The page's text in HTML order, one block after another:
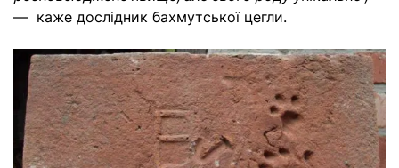
— каже дослідник бахмутської цегли.